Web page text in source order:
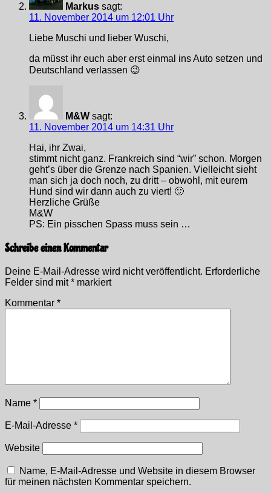
Markus sagt:
11. November 2014 um 12:01 Uhr
Liebe Muschi und lieber Wuschi,
da müsst ihr euch aber erst einmal ins Auto setzen und
Deutschland verlassen 😉
M&W sagt:
11. November 2014 um 14:31 Uhr
Hai, ihr Zwai,
stimmt nicht ganz. Frankreich sind “wir” schon. Morgen
geht’s über die Grenze nach Spanien. Vielleicht sieht
man sich ja doch noch, zu dritt – obwohl, mit eurem
Hund sind wir dann auch zu viert! 🙂
Herzliche Grüße
M&W
PS: Ein pisschen Spass muss sein …
Schreibe einen Kommentar
Deine E-Mail-Adresse wird nicht veröffentlicht. Erforderliche
Felder sind mit* markiert
Kommentar *
Name *
E-Mail-Adresse *
Website
Name, E-Mail-Adresse und Website in diesem Browser
für meinen nächsten Kommentar speichern.